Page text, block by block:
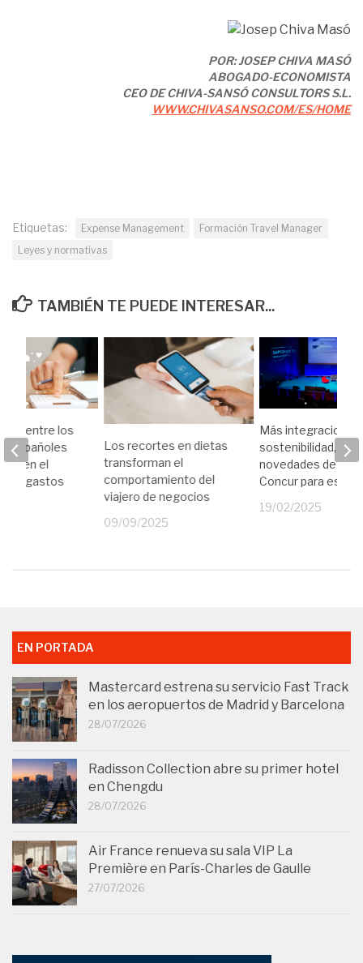
POR:JOSEP CHIVA MASÓ
ABOGADO-ECONOMISTA
CEO DE CHIVA-SANSÓ CONSULTORS S.L.
WWW.CHIVASANSO.COM/ES/HOME
Etiquetas: Expense Management
Formación Travel Manager
Leyes y normativas
TAMBIÉN TE PUEDE INTERESAR...
Los recortes en dietas
transforman el
comportamiento del
viajero de negocios
09/09/2025
Más integraciones
sostenibilidad,
novedades de SAP
Concur para este
19/02/2025
entre los
españoles
en el
de gastos
EN PORTADA
Mastercard estrena su servicio Fast Track
en los aeropuertos de Madrid y Barcelona
28/07/2026
Radisson Collection abre su primer hotel
en Chengdu
28/07/2026
Air France renueva su sala VIP La
Première en París-Charles de Gaulle
27/07/2026